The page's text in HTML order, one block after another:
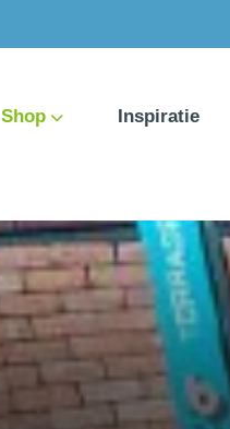
Shop Inspiratie